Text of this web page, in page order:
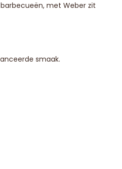
met Weber zit
smaak.